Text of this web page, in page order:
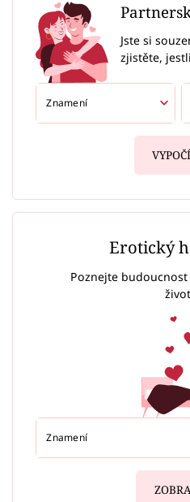
Jste si
zjistěte,
Erotický
Poznejte